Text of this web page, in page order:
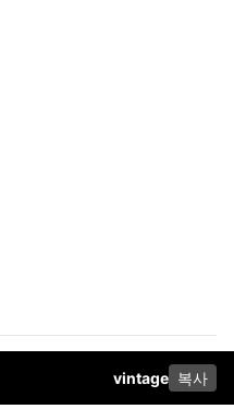
vintage 복사
리방침사업자 정보다운로드